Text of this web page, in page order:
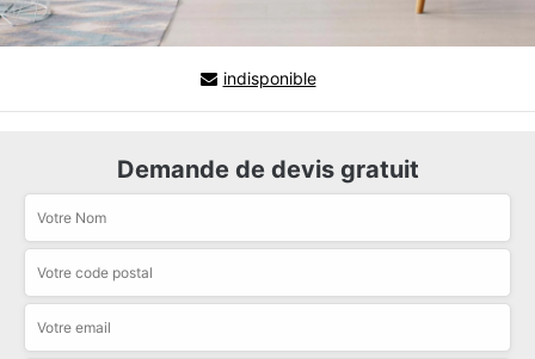
indisponible
Demande de devis gratuit